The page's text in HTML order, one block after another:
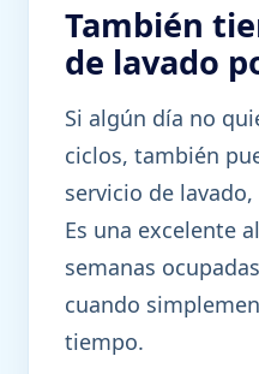
También
de lavado
Si algún día no
ciclos, también
servicio de
Es una excelente
semanas
cuando
tiempo.